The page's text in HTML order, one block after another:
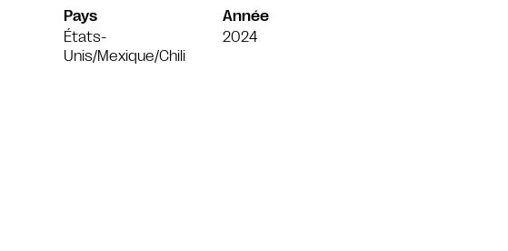
Pays
États-
Unis/Mexique/Chili
Année
2024